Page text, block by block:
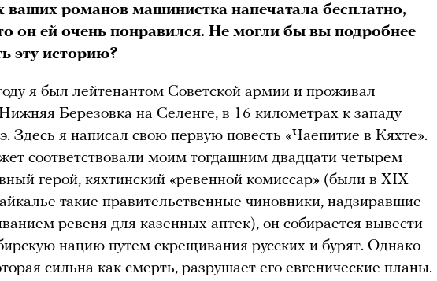
ваших романов машинистка напечатала бесплатно,
он ей очень понравился. Не могли бы вы подробнее
эту историю?
я был лейтенантом Советской армии и проживал
Березовка на Селенге, в 16 километрах к западу
Здесь я написал свою первую повесть «Чаепитие в Кяхте».
соответствовали моим тогдашним двадцати четырем
герой, кяхтинский «ревенной комиссар» (были в XIX
такие правительственные чиновники, надзиравшие
ревеня для казенных аптек), он собирается вывести
нацию путем скрещивания русских и бурят. Однако
сильна как смерть, разрушает его евгенические планы.